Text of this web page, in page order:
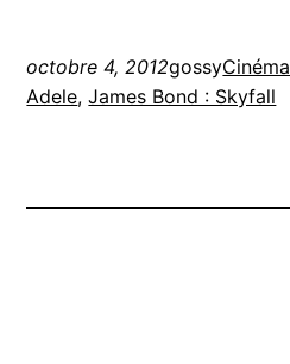
octobre 4, 2012gossyCinéma
Adele, James Bond : Skyfall